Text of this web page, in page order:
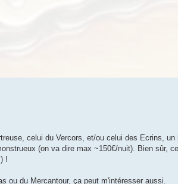
celui du Vercors, et/ou celui des Ecrins, un
(on va dire max ~150€/nuit). Bien sûr,
!
ou du Mercantour, ça peut m'intéresser aussi.